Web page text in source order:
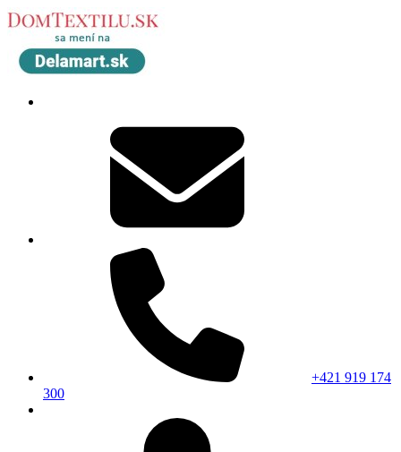
+421 919 174
300